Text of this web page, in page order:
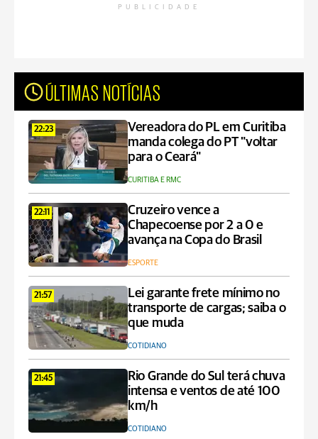
PUBLICIDADE
ÚLTIMAS NOTÍCIAS
22:23
Vereadora do PL em Curitiba
manda colega do PT "voltar
para o Ceará"
CURITIBA E RMC
22:11
Cruzeiro vence a
Chapecoense por 2 a 0 e
avança na Copa do Brasil
ESPORTE
21:57
Lei garante frete mínimo no
transporte de cargas; saiba o
que muda
COTIDIANO
21:45
Rio Grande do Sul terá chuva
intensa e ventos de até 100
km/h
COTIDIANO